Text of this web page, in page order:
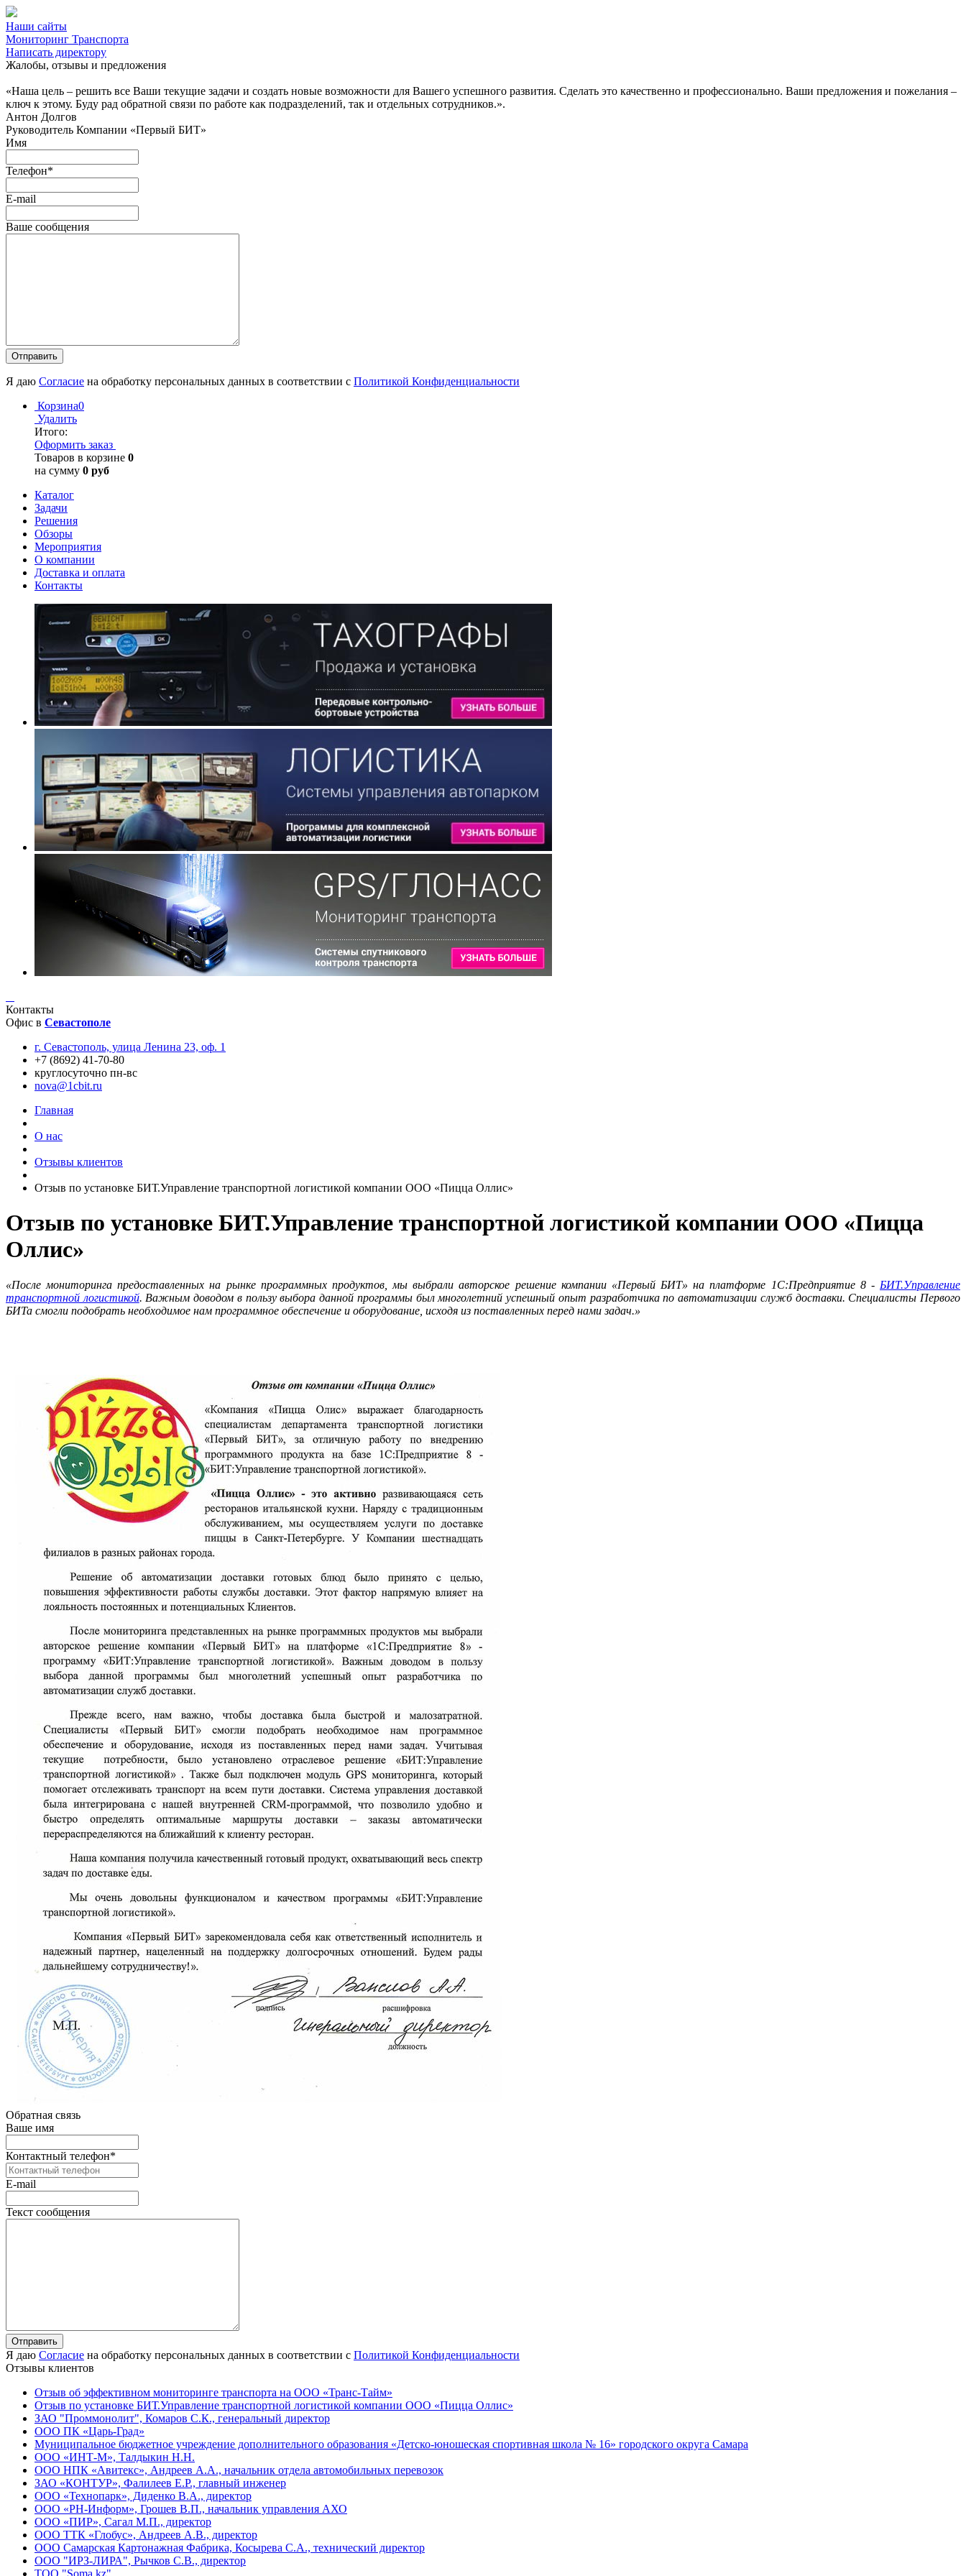
Наши сайты
Мониторинг Транспорта
Написать директору
Жалобы, отзывы и предложения
«Наша цель – решить все Ваши текущие задачи и создать новые возможности для Вашего успешного развития. Сделать это качественно и профессионально. Ваши предложения и пожелания –
ключ к этому. Буду рад обратной связи по работе как подразделений, так и отдельных сотрудников.».
Антон Долгов
Руководитель Компании «Первый БИТ»
Имя
Телефон*
E-mail
Ваше сообщения
Я даю Согласие на обработку персональных данных в соответствии с Политикой Конфиденциальности
Корзина0
Удалить
Итого:
Оформить заказ
Товаров в корзине 0
на сумму 0 руб
Каталог
Задачи
Решения
Обзоры
Мероприятия
О компании
Доставка и оплата
Контакты
Контакты
Офис в Севастополе
г. Севастополь, улица Ленина 23, оф. 1
+7 (8692) 41-70-80
круглосуточно пн-вс
nova@1cbit.ru
Главная
О нас
Отзывы клиентов
Отзыв по установке БИТ.Управление транспортной логистикой компании ООО «Пицца Оллис»
Отзыв по установке БИТ.Управление транспортной логистикой компании ООО «Пицца
Оллис»
«После мониторинга предоставленных на рынке программных продуктов, мы выбрали авторское решение компании «Первый БИТ» на платформе 1С:Предприятие 8 - БИТ.Управление
транспортной логистикой. Важным доводом в пользу выбора данной программы был многолетний успешный опыт разработчика по автоматизации служб доставки. Специалисты Первого
БИТа смогли подобрать необходимое нам программное обеспечение и оборудование, исходя из поставленных перед нами задач.»
Обратная связь
Ваше имя
Контактный телефон*
E-mail
Текст сообщения
Я даю Согласие на обработку персональных данных в соответствии с Политикой Конфиденциальности
Отзывы клиентов
Отзыв об эффективном мониторинге транспорта на ООО «Транс-Тайм»
Отзыв по установке БИТ.Управление транспортной логистикой компании ООО «Пицца Оллис»
ЗАО "Проммонолит", Комаров С.К., генеральный директор
ООО ПК «Царь-Град»
Муниципальное бюджетное учреждение дополнительного образования «Детско-юношеская спортивная школа № 16» городского округа Самара
ООО «ИНТ-М», Талдыкин Н.Н.
ООО НПК «Авитекс», Андреев А.А., начальник отдела автомобильных перевозок
ЗАО «КОНТУР», Фалилеев Е.Р., главный инженер
ООО «Технопарк», Диденко В.А., директор
ООО «РН-Информ», Грошев В.П., начальник управления АХО
ООО «ПИР», Сагал М.П., директор
ООО ТТК «Глобус», Андреев А.В., директор
ООО Самарская Картонажная Фабрика, Косырева С.А., технический директор
ООО "ИРЗ-ЛИРА", Рычков С.В., директор
ТОО "Soma.kz"